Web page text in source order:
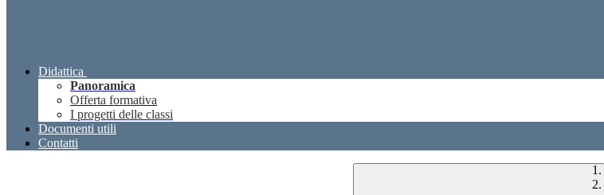
Didattica
Panoramica
Offerta formativa
I progetti delle classi
Documenti utili
Contatti